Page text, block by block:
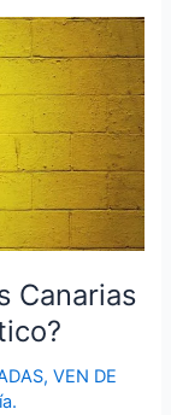
Canarias
,VEN DE